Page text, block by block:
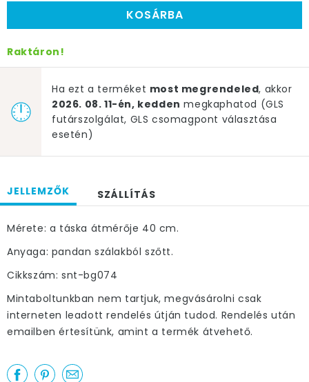
KOSÁRBA
Raktáron!
Ha ezt a terméket most megrendeled, akkor
2026. 08. 11-én, kedden megkaphatod (GLS
futárszolgálat, GLS csomagpont választása
esetén)
JELLEMZŐK SZÁLLÍTÁS
Mérete: a táska átmérője 40 cm.
Anyaga: pandan szálakból szőtt.
Cikkszám: snt-bg074
Mintaboltunkban nem tartjuk, megvásárolni csak
interneten leadott rendelés útján tudod. Rendelés után
emailben értesítünk, amint a termék átvehető.